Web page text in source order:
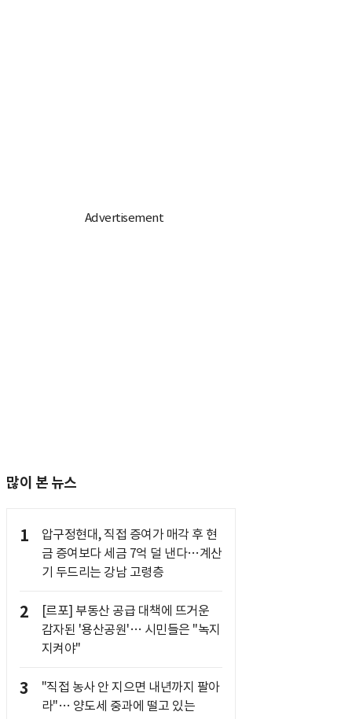
많이 본 뉴스
1
압구정현대, 직접 증여가 매각 후 현
금 증여보다 세금 7억 덜 낸다…계산
기 두드리는 강남 고령층
2
[르포] 부동산 공급 대책에 뜨거운
감자된 '용산공원'… 시민들은 "녹지
지켜야"
3
"직접 농사 안 지으면 내년까지 팔아
라"… 양도세 중과에 떨고 있는